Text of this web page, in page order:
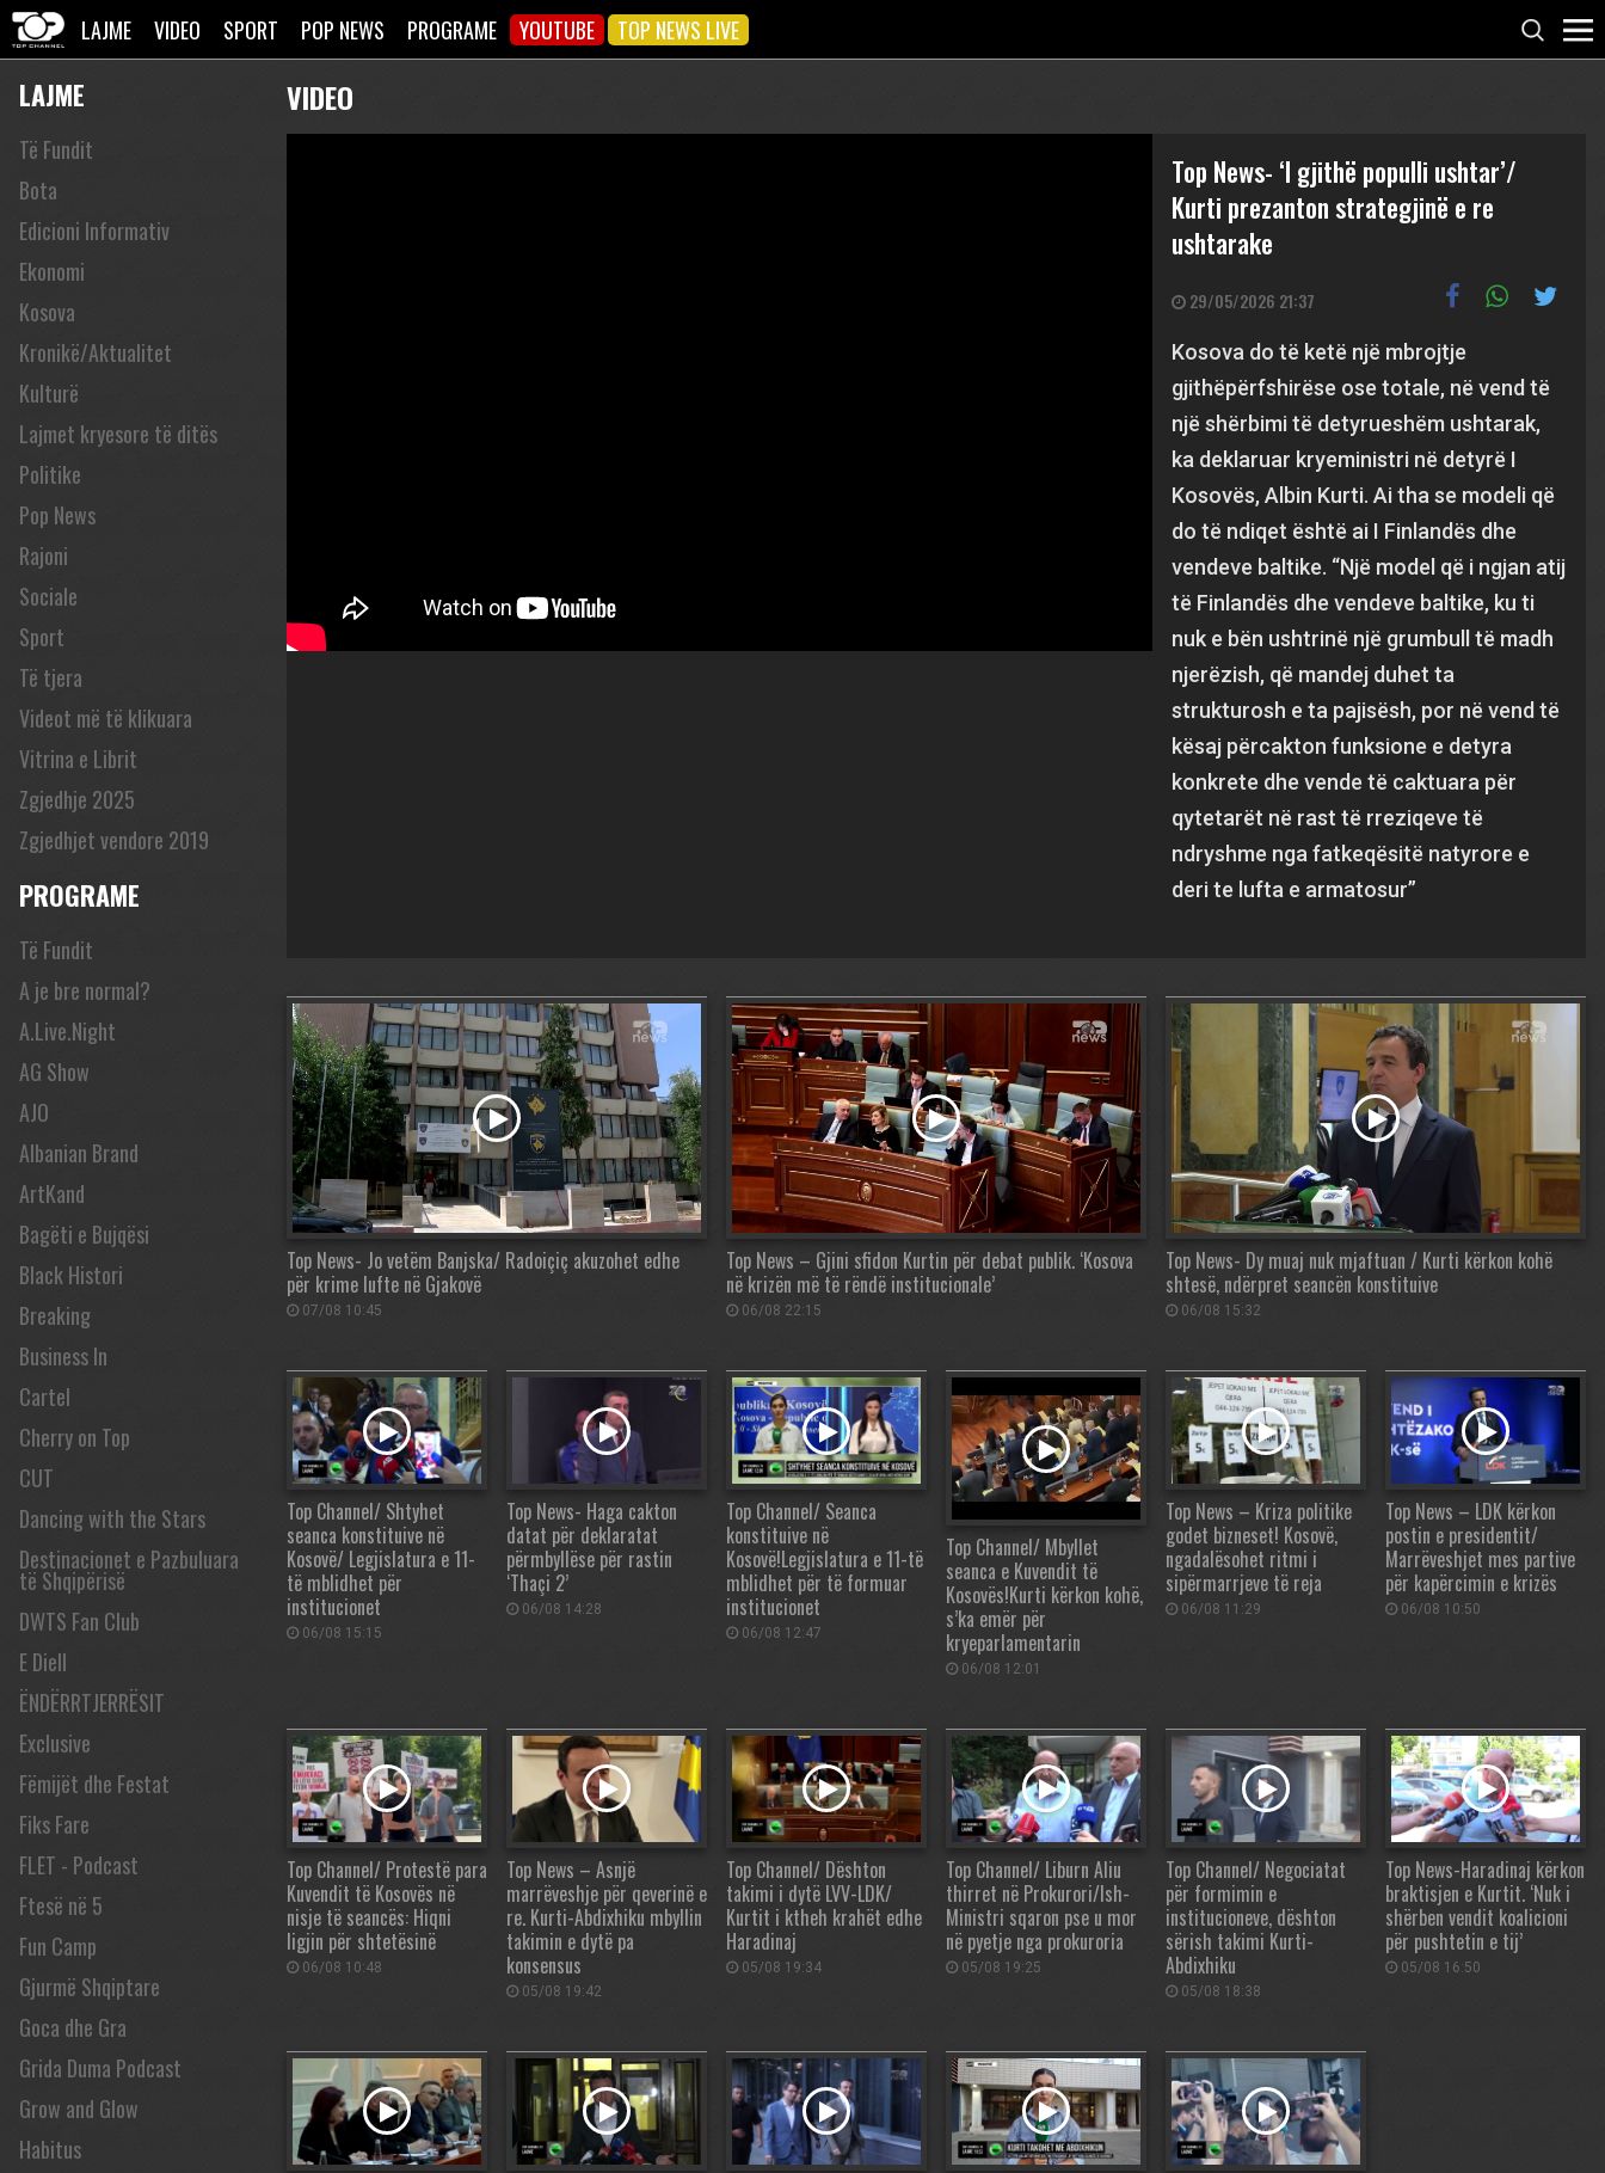
LAJME VIDEO SPORT POP NEWS PROGRAME YOUTUBE TOP NEWS LIVE
LAJME
Të Fundit
Bota
Edicioni Informativ
Ekonomi
Kosova
Kronikë/Aktualitet
Kulturë
Lajmet kryesore të ditës
Politike
Pop News
Rajoni
Sociale
Sport
Të tjera
Videot më të klikuara
Vitrina e Librit
Zgjedhje 2025
Zgjedhjet vendore 2019
PROGRAME
Të Fundit
A je bre normal?
A.Live.Night
AG Show
AJO
Albanian Brand
ArtKand
Bagëti e Bujqësi
Black Histori
Breaking
Business In
Cartel
Cherry on Top
CUT
Dancing with the Stars
Destinacionet e Pazbuluara
të Shqipërisë
DWTS Fan Club
E Diell
ËNDËRRTJERRËSIT
Exclusive
Fëmijët dhe Festat
Fiks Fare
FLET - Podcast
Ftesë në 5
Fun Camp
Gjurmë Shqiptare
Goca dhe Gra
Grida Duma Podcast
Grow and Glow
Habitus
VIDEO
Top News- ‘I gjithë populli ushtar’/
Kurti prezanton strategjinë e re
ushtarake
29/05/2026 21:37
Kosova do të ketë një mbrojtje
gjithëpërfshirëse ose totale, në vend të
një shërbimi të detyrueshëm ushtarak,
ka deklaruar kryeministri në detyrë I
Kosovës, Albin Kurti. Ai tha se modeli që
do të ndiqet është ai I Finlandës dhe
vendeve baltike. “Një model që i ngjan atij
të Finlandës dhe vendeve baltike, ku ti
nuk e bën ushtrinë një grumbull të madh
njerëzish, që mandej duhet ta
strukturosh e ta pajisësh, por në vend të
kësaj përcakton funksione e detyra
konkrete dhe vende të caktuara për
qytetarët në rast të rreziqeve të
ndryshme nga fatkeqësitë natyrore e
deri te lufta e armatosur”
Top News- Jo vetëm Banjska/ Radoiçiç akuzohet edhe
për krime lufte në Gjakovë
07/08 10:45
Top News – Gjini sfidon Kurtin për debat publik. ‘Kosova
në krizën më të rëndë institucionale’
06/08 22:15
Top News- Dy muaj nuk mjaftuan / Kurti kërkon kohë
shtesë, ndërpret seancën konstituive
06/08 15:32
Top Channel/ Shtyhet
seanca konstituive në
Kosovë/ Legjislatura e 11-
të mblidhet për
institucionet
06/08 15:15
Top News- Haga cakton
datat për deklaratat
përmbyllëse për rastin
‘Thaçi 2’
06/08 14:28
Top Channel/ Seanca
konstituive në
Kosovë!Legjislatura e 11-të
mblidhet për të formuar
institucionet
06/08 12:47
Top Channel/ Mbyllet
seanca e Kuvendit të
Kosovës!Kurti kërkon kohë,
s’ka emër për
kryeparlamentarin
06/08 12:01
Top News – Kriza politike
godet bizneset! Kosovë,
ngadalësohet ritmi i
sipërmarrjeve të reja
06/08 11:29
Top News – LDK kërkon
postin e presidentit/
Marrëveshjet mes partive
për kapërcimin e krizës
06/08 10:50
Top Channel/ Protestë para
Kuvendit të Kosovës në
nisje të seancës: Hiqni
ligjin për shtetësinë
06/08 10:48
Top News – Asnjë
marrëveshje për qeverinë e
re. Kurti-Abdixhiku mbyllin
takimin e dytë pa
konsensus
05/08 19:42
Top Channel/ Dështon
takimi i dytë LVV-LDK/
Kurtit i ktheh krahët edhe
Haradinaj
05/08 19:34
Top Channel/ Liburn Aliu
thirret në Prokurori/Ish-
Ministri sqaron pse u mor
në pyetje nga prokuroria
05/08 19:25
Top Channel/ Negociatat
për formimin e
institucioneve, dështon
sërish takimi Kurti-
Abdixhiku
05/08 18:38
Top News-Haradinaj kërkon
braktisjen e Kurtit. ‘Nuk i
shërben vendit koalicioni
për pushtetin e tij’
05/08 16:50